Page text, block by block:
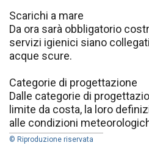
Scarichi a mare
Da ora sarà obbligatorio
servizi igienici siano
acque scure.
Categorie di progettazione
Dalle categorie di
limite da costa, la loro
alle condizioni
© Riproduzione riservata